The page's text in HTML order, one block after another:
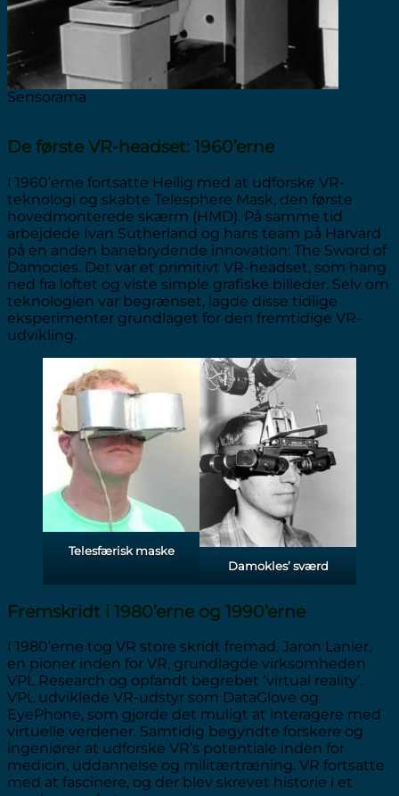
Sensorama
De første VR-headset: 1960’erne
I 1960’erne fortsatte Heilig med at udforske VR-
teknologi og skabte Telesphere Mask, den første
hovedmonterede skærm (HMD). På samme tid
arbejdede Ivan Sutherland og hans team på Harvard
på en anden banebrydende innovation: The Sword of
Damocles. Det var et primitivt VR-headset, som hang
ned fra loftet og viste simple grafiske billeder. Selv om
teknologien var begrænset, lagde disse tidlige
eksperimenter grundlaget for den fremtidige VR-
udvikling.
Telesfærisk maske
Damokles’ sværd
Fremskridt i 1980’erne og 1990’erne
I 1980’erne tog VR store skridt fremad. Jaron Lanier,
en pioner inden for VR, grundlagde virksomheden
VPL Research og opfandt begrebet ‘virtual reality’.
VPL udviklede VR-udstyr som DataGlove og
EyePhone, som gjorde det muligt at interagere med
virtuelle verdener. Samtidig begyndte forskere og
ingeniører at udforske VR’s potentiale inden for
medicin, uddannelse og militærtræning. VR fortsatte
med at fascinere, og der blev skrevet historie i et